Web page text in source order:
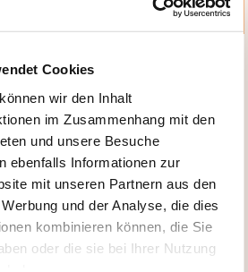
Cookies
wir den Inhalt
im Zusammenhang mit den
und unsere Besuche
ebenfalls Informationen zur
mit unseren Partnern aus den
und der Analyse, die dies
kombinieren können, die Sie
oder die sie bei Ihrer Nutzung
um zur
der
gorien